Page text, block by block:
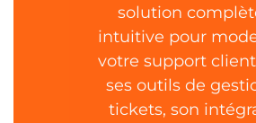
solution
intuitive pour
votre support
ses outils de
tickets, son